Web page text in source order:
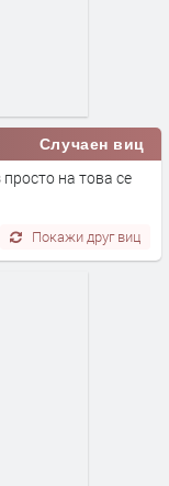
Случаен виц
на това се
Покажи друг виц